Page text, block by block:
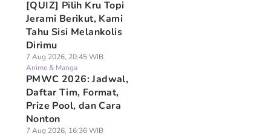
[QUIZ] Pilih Kru Topi
Jerami Berikut, Kami
Tahu Sisi Melankolis
Dirimu
7 Aug 2026, 20:45 WIB
Anime & Manga
PMWC 2026: Jadwal,
Daftar Tim, Format,
Prize Pool, dan Cara
Nonton
7 Aug 2026, 16:36 WIB